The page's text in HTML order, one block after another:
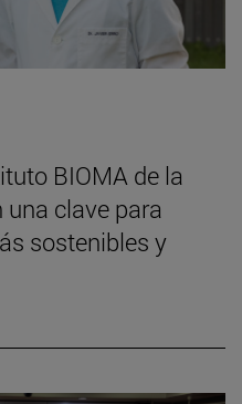
BIOMA de la
clave para
sostenibles y